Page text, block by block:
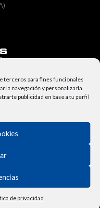
terceros para fines funcionales
la navegación y personalizarla
publicidad en base a tu perfil
de privacidad